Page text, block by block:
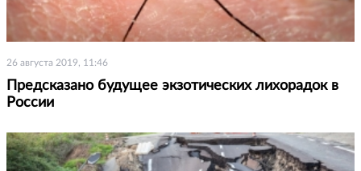
26 августа 2019, 11:46
Предсказано будущее экзотических лихорадок в
России